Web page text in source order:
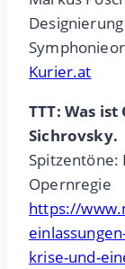
Designierung
Kurier.at
TTT: Was
Sichrovsky.
Opernregie
https://
krise-und-